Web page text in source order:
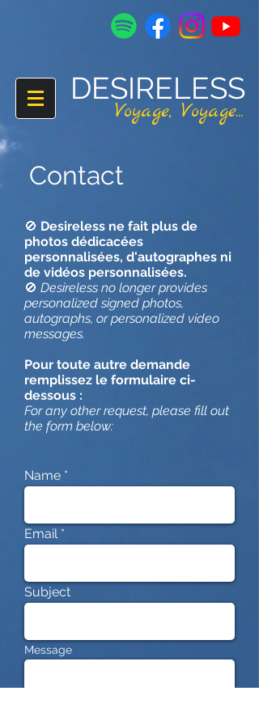
DESIRELESS
Voyage,Voyage...
Contact
🚫 Desireless ne fait plus de
photos dédicacées
personnalisées, d'autographes ni
de vidéos personnalisées.
🚫 Desireless no longer provides
personalized signed photos,
autographs, or personalized video
messages.
Pour toute autre demande
remplissez le formulaire ci-
dessous :
For any other request, please fill out
the form below:
Name
Email
Subject
Message